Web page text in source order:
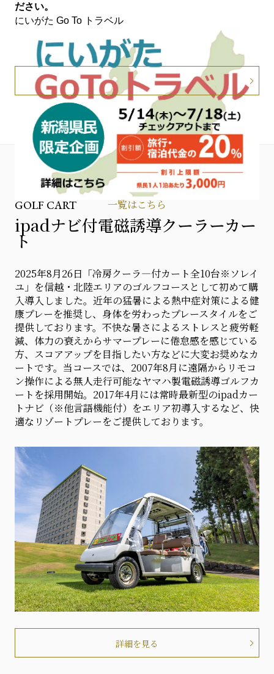
ださい。
にいがた Go To トラベル
一覧はこちら
GOLF CART
ipadナビ付電磁誘導クーラーカー
ト
2025年8月26日「冷房クーラ―付カート全10台※ソレイ
ユ」を信越・北陸エリアのゴルフコースとして初めて購
入導入しました。近年の猛暑による熱中症対策による健
康プレーを推奨し、身体を労わったプレースタイルをご
提供しております。不快な暑さによるストレスと疲労軽
減、体力の衰えからサマープレーに倦怠感を感じている
方、スコアアップを目指したい方などに大変お奨めなカ
ートです。当コースでは、2007年8月に遠隔からリモコ
ン操作による無人走行可能なヤマハ製電磁誘導ゴルフカ
ートを採用開始。2017年4月には常時最新型のipadカー
トナビ（※他言語機能付）をエリア初導入するなど、快
適なリゾートプレーをご提供しております。
詳細を見る